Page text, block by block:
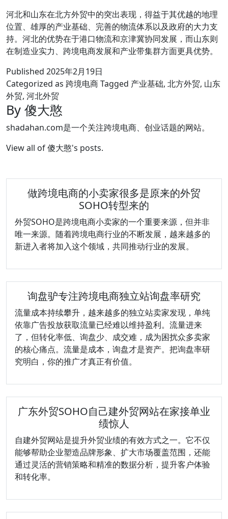
河北和山东在北方外贸中的突出表现，得益于其优越的地理
位置、雄厚的产业基础、完善的物流体系以及政府的大力支
持。河北的优势在于港口物流和京津冀协同发展，而山东则
在制造业实力、跨境电商发展和产业带集群方面更具优势。
Published 2025年2月19日
Categorized as 跨境电商Tagged 产业基础, 北方外贸, 山东
外贸, 河北外贸
By 傻大憨
shadahan.com是一个关注跨境电商、创业话题的网站。
View all of 傻大憨's posts.
做跨境电商的小卖家很多是原来的外贸
SOHO转型来的
外贸SOHO是跨境电商小卖家的一个重要来源，但并非
唯一来源。随着跨境电商行业的不断发展，越来越多的
新进入者将加入这个领域，共同推动行业的发展。
询盘驴专注跨境电商独立站询盘率研究
流量成本持续攀升，越来越多的独立站卖家发现，单纯
依靠广告投放获取流量已经难以维持盈利。流量进来
了，但转化率低、询盘少、成交难，成为困扰众多卖家
的核心痛点。流量是成本，询盘才是资产。把询盘率研
究明白，你的推广才真正有价值。
广东外贸SOHO自己建外贸网站在家接单业
绩惊人
自建外贸网站是提升外贸业绩的有效方式之一。它不仅
能够帮助企业塑造品牌形象、扩大市场覆盖范围，还能
通过灵活的营销策略和精准的数据分析，提升客户体验
和转化率。